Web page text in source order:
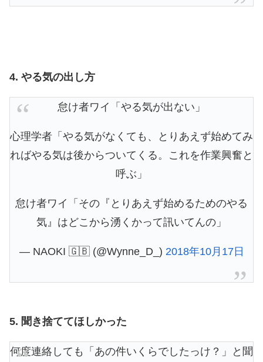
4. やる気の出し方
怠け者ワイ「やる気が出ない」
心理学者「やる気がなくても、とりあえず始めてみ
ればやる気は後からついてくる。これを作業興奮と
呼ぶ」
怠け者ワイ「その『とりあえず始めるためのやる
気』はどこから湧くかって訊いてんの」
— NAOKI 🇬🇧 (@Wynne_D_) 2018年10月17日
5. 聞き捨ててほしかった
何度連絡しても「あの件いくらでしたっけ？」と聞